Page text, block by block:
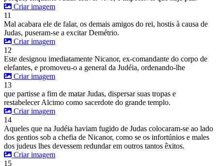
Criar imagem
11
Mal acabara ele de falar, os demais amigos do rei, hostis à causa de
Judas, puseram-se a excitar Demétrio.
Criar imagem
12
Este designou imediatamente Nicanor, ex-comandante do corpo de
elefantes, e promoveu-o a general da Judéia, ordenando-lhe
Criar imagem
13
que partisse a fim de matar Judas, dispersar suas tropas e
restabelecer Alcimo como sacerdote do grande templo.
Criar imagem
14
Aqueles que na Judéia haviam fugido de Judas colocaram-se ao lado
dos gentios sob a chefia de Nicanor, como se os infortúnios e males
dos judeus lhes devessem redundar em outros tantos êxitos.
Criar imagem
15